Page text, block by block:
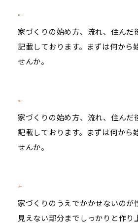
家づくりの始め方、流れ、住んだ
記載しております。まずは何から
せんか。
家づくりの始め方、流れ、住んだ
記載しております。まずは何から
せんか。
家づくりのうえでかかせないのが
見えない部分までしっかりと作り